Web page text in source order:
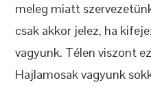
meleg miatt
csak akkor jelez, ha
vagyunk. Télen viszont
Hajlamosak vagyunk